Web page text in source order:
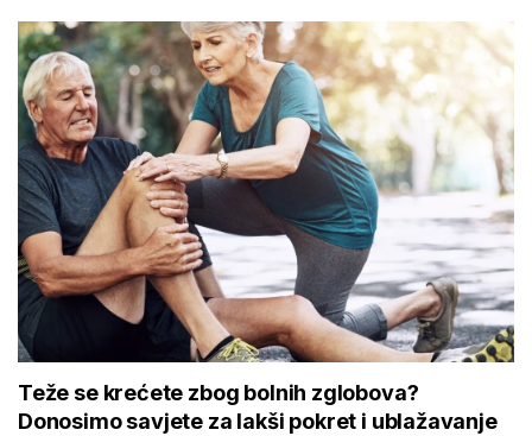
Teže se krećete zbog bolnih zglobova?
Donosimo savjete za lakši pokret i ublažavanje